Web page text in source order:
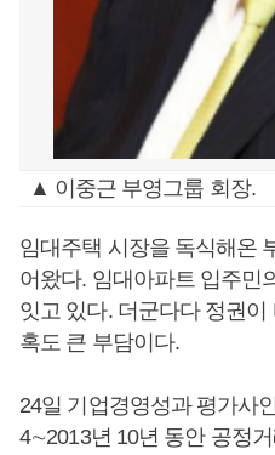
▲ 이중근 부영그룹 회장.
임대주택 시장을 독식해온
어왔다. 임대아파트 입주민
잇고 있다. 더군다다 정권
혹도 큰 부담이다.
24일 기업경영성과 평가사
4∼2013년 10년 동안 공정